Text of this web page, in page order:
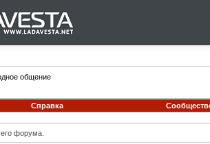
общение
Справка
форума.